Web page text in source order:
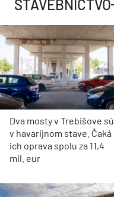
STAVEBNÍCTVO
Dva mosty v Trebišove sú
v havarijnom stave. Čaká
ich oprava spolu za 11,4
mil. eur